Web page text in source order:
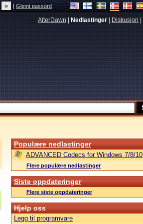
|Glemt passord
AfterDawn Nedlastinger Diskusjon
Populære nedlastinger
ADVANCED Codecs for Windows 7/8/10
Flere populære nedlastinger
Siste oppdateringer
Flere siste oppdateringer
Hjelp oss
Legg til programvare